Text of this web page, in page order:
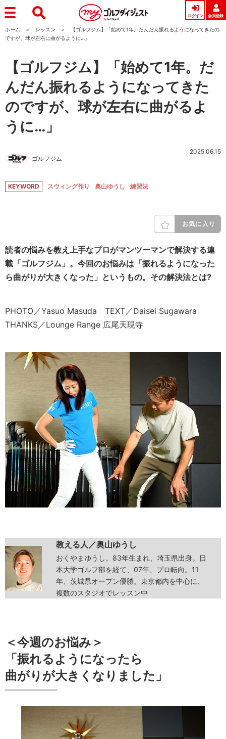
ログイン 会員登録
ホーム レッスン
【ゴルフジム】「始めて1年。だんだん振れるようになってきたの
ですが、球が左右に曲がるように…」
【ゴルフジム】「始めて1年。だ
んだん振れるようになってきた
のですが、球が左右に曲がるよ
うに…」
ゴルフジム
2025.06.15
KEYWORD スウィング作り 奥山ゆうし 練習法
お気に入り
読者の悩みを教え上手なプロがマンツーマンで解決する連
載「ゴルフジム」。今回のお悩みは「振れるようになった
ら曲がりが大きくなった」というもの。その解決法とは?
PHOTO／Yasuo Masuda TEXT／Daisei Sugawara
THANKS／Lounge Range 広尾天現寺
教える人／奥山ゆうし
おくやまゆうし。83年生まれ、埼玉県出身。日
本大学ゴルフ部を経て、07年、プロ転向。11
年、茨城県オープン優勝。東京都内を中心に、
複数のスタジオでレッスン中
＜今週のお悩み＞
「振れるようになったら
曲がりが大きくなりました」